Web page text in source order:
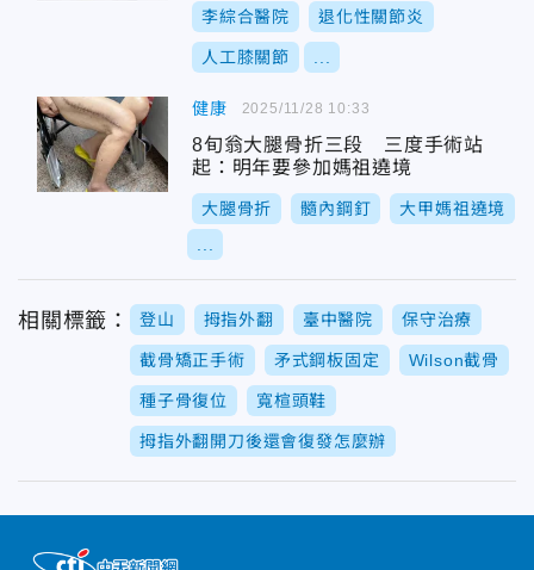
李綜合醫院 退化性關節炎
人工膝關節
健康
8旬翁大腿骨折三段 三度手術站
起：明年要參加媽祖遶境
大腿骨折 髓內鋼釘 大甲媽祖遶境
2025/11/28 10:33
相關標籤： 登山 拇指外翻 臺中醫院 保守治療
截骨矯正手術 矛式鋼板固定 Wilson截骨
種子骨復位 寬楦頭鞋
拇指外翻開刀後還會復發怎麼辦